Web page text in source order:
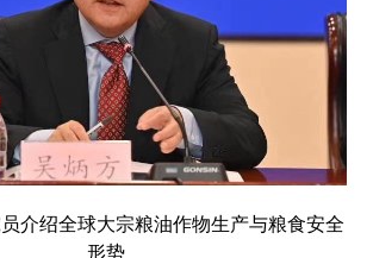
介绍全球大宗粮油作物生产与粮食安全
形势